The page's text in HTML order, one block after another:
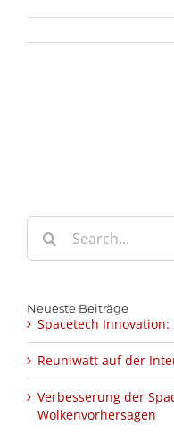
Search
for:
Neueste Beiträge
Spacetech Innovation:
Reuniwatt auf der
Verbesserung der
Wolkenvorhersagen